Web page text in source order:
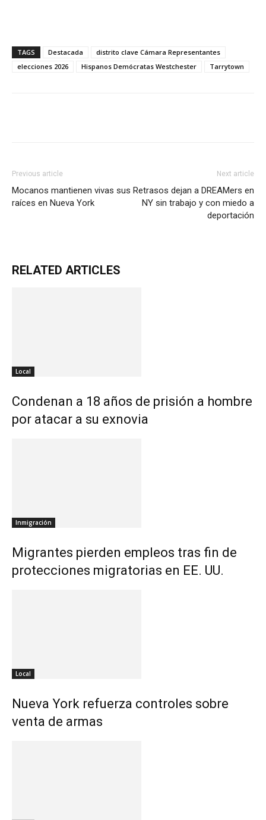
TAGS Destacada
distrito clave Cámara Representantes
elecciones 2026
Hispanos Demócratas Westchester Tarrytown
Previous article
Mocanos mantienen vivas sus
raíces en Nueva York
Next article
Retrasos dejan a DREAMers en
NY sin trabajo y con miedo a
deportación
RELATED ARTICLES
Local
Condenan a 18 años de prisión a hombre
por atacar a su exnovia
Inmigración
Migrantes pierden empleos tras fin de
protecciones migratorias en EE. UU.
Local
Nueva York refuerza controles sobre
venta de armas